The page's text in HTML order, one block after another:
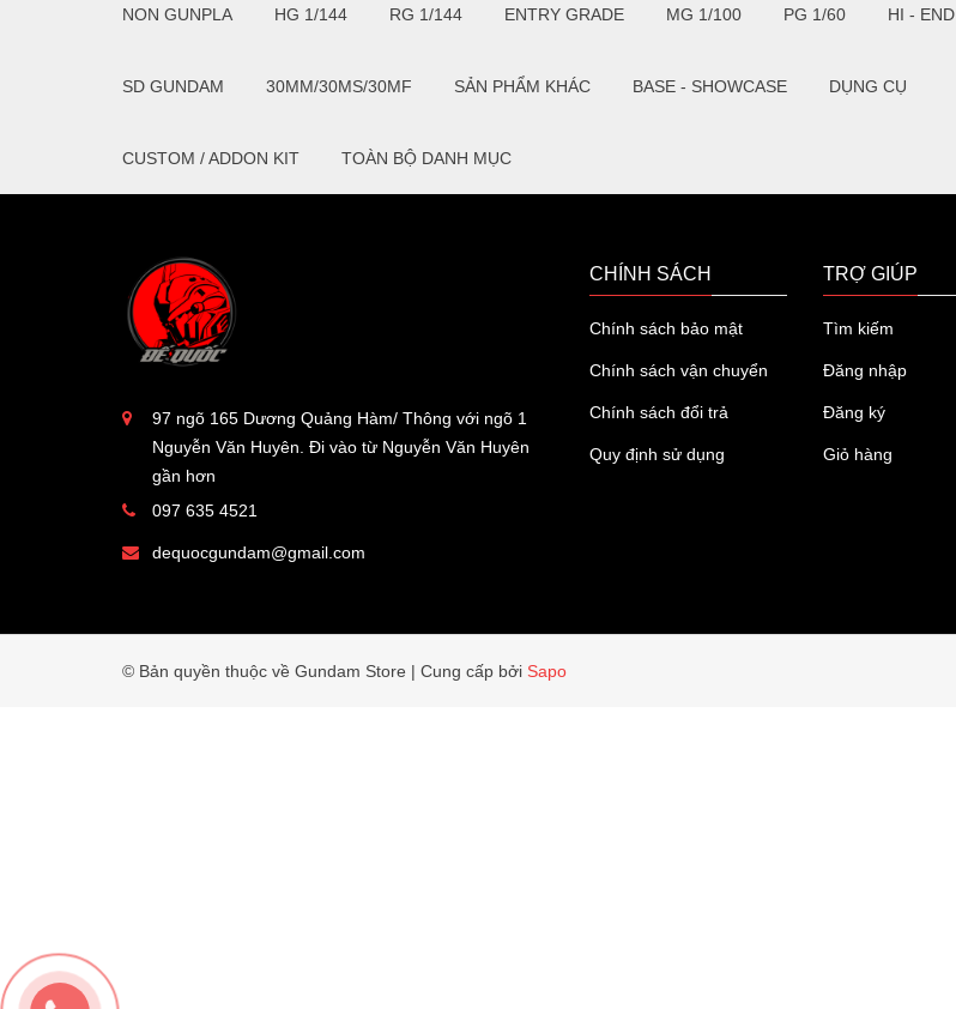
NON GUNPLA HG 1/144 RG 1/144 ENTRY GRADE MG 1/100 PG 1/60 HI - END
SD GUNDAM 30MM/30MS/30MF SẢN PHẨM KHÁC BASE - SHOWCASE DỤNG CỤ
CUSTOM / ADDON KIT TOÀN BỘ DANH MỤC
97 ngõ 165 Dương Quảng Hàm/ Thông với ngõ 1
Nguyễn Văn Huyên. Đi vào từ Nguyễn Văn Huyên
gần hơn
097 635 4521
dequocgundam@gmail.com
CHÍNH SÁCH
Chính sách bảo mật
Chính sách vận chuyển
Chính sách đổi trả
Quy định sử dụng
TRỢ GIÚP
Tìm kiếm
Đăng nhập
Đăng ký
Giỏ hàng
© Bản quyền thuộc về Gundam Store | Cung cấp bởi Sapo